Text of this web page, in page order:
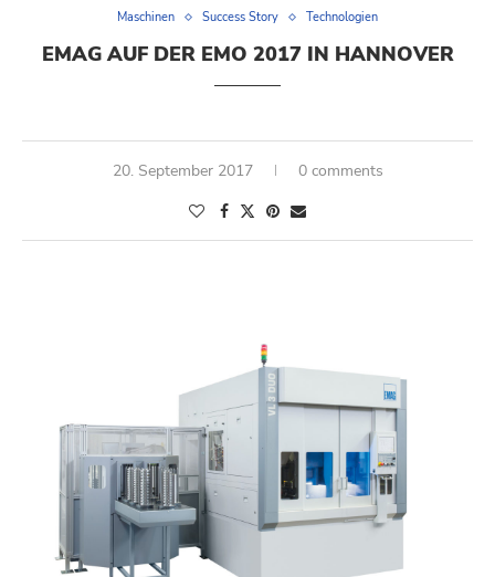
Maschinen Success Story Technologien
EMAG AUF DER EMO 2017 IN HANNOVER
20. September 2017 0 comments